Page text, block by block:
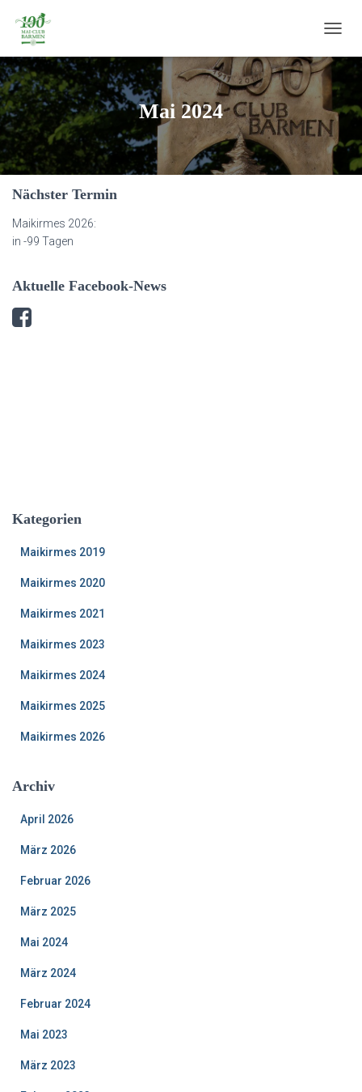
Mai 2024
Nächster Termin
Maikirmes 2026:
in -99 Tagen
Aktuelle Facebook-News
Kategorien
Maikirmes 2019
Maikirmes 2020
Maikirmes 2021
Maikirmes 2023
Maikirmes 2024
Maikirmes 2025
Maikirmes 2026
Archiv
April 2026
März 2026
Februar 2026
März 2025
Mai 2024
März 2024
Februar 2024
Mai 2023
März 2023